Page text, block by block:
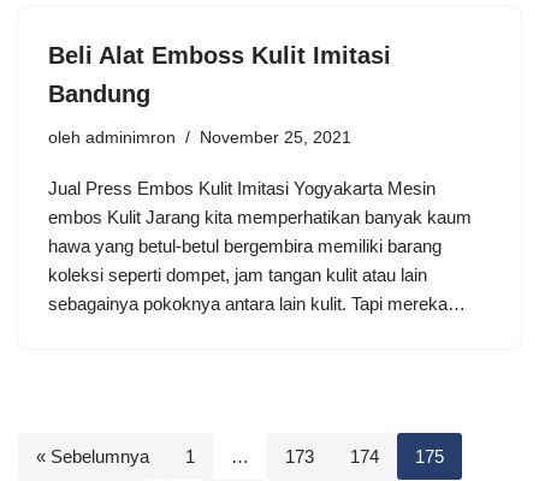
Beli Alat Emboss Kulit Imitasi
Bandung
oleh adminimron November 25, 2021
Jual Press Embos Kulit Imitasi Yogyakarta Mesin
embos Kulit Jarang kita memperhatikan banyak kaum
hawa yang betul-betul bergembira memiliki barang
koleksi seperti dompet, jam tangan kulit atau lain
sebagainya pokoknya antara lain kulit. Tapi mereka…
« Sebelumnya 1 … 173 174 175